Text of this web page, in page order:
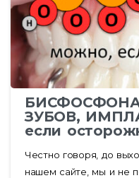
ЗУБОВ,
если
Честно говоря, до
нашем сайте, мы и не